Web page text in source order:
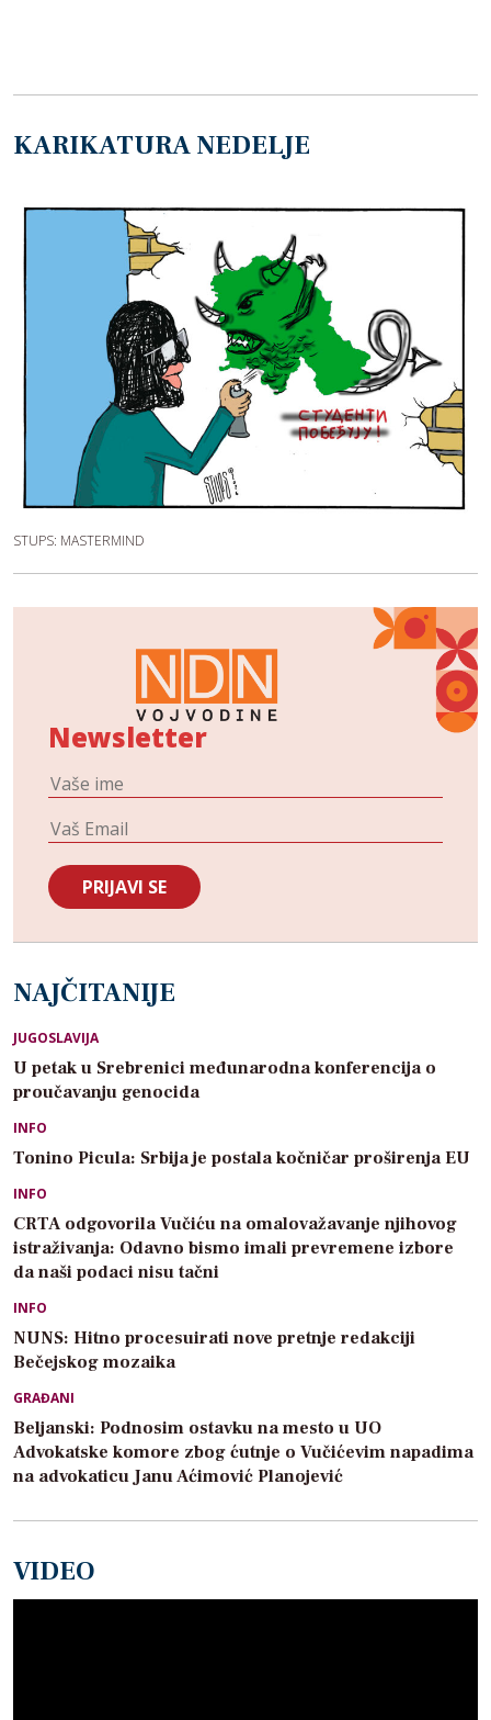
KARIKATURA NEDELJE
STUPS: MASTERMIND
Newsletter
NAJČITANIJE
JUGOSLAVIJA
U petak u Srebrenici međunarodna konferencija o
proučavanju genocida
INFO
Tonino Picula: Srbija je postala kočničar proširenja EU
INFO
CRTA odgovorila Vučiću na omalovažavanje njihovog
istraživanja: Odavno bismo imali prevremene izbore
da naši podaci nisu tačni
INFO
NUNS: Hitno procesuirati nove pretnje redakciji
Bečejskog mozaika
GRAĐANI
Beljanski: Podnosim ostavku na mesto u UO
Advokatske komore zbog ćutnje o Vučićevim napadima
na advokaticu Janu Aćimović Planojević
VIDEO